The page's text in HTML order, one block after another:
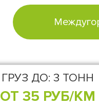
ГРУЗ ДО: 3 ТОНН
ОТ 35 РУБ/КМ